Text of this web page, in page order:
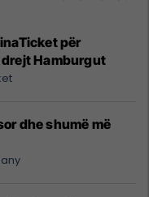
për
Hamburgut
dhe shumë më